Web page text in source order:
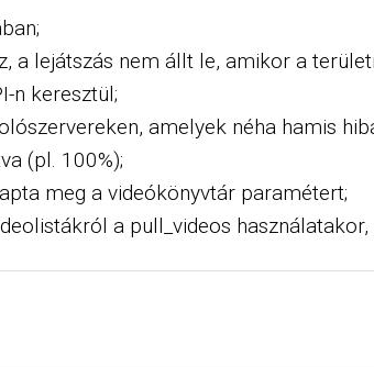
a lejátszás nem állt le, amikor a
n keresztül;
amelyek néha hamis
(pl. 100%);
meg a videókönyvtár paramétert;
a pull_videos